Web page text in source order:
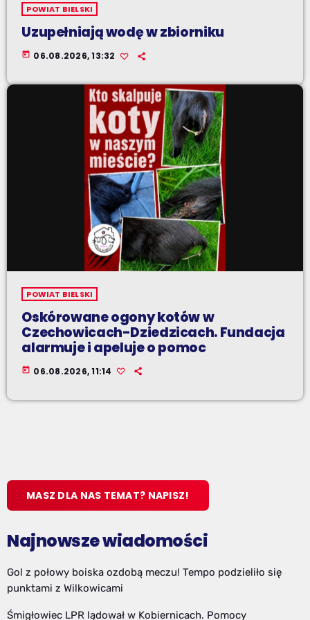
POWIAT BIELSKI
Uzupełniają wodę w zbiorniku
today 06.08.2026, 13:32
POWIAT BIELSKI
Oskórowane ogony kotów w
Czechowicach-Dziedzicach. Fundacja
alarmuje i apeluje o pomoc
today 06.08.2026, 11:14
MASZ DLA NAS TEMAT? NAPISZ!
Najnowsze wiadomości
Gol z połowy boiska ozdobą meczu! Tempo podzieliło się
punktami z Wilkowicami
Śmigłowiec LPR lądował w Kobiernicach. Pomocy